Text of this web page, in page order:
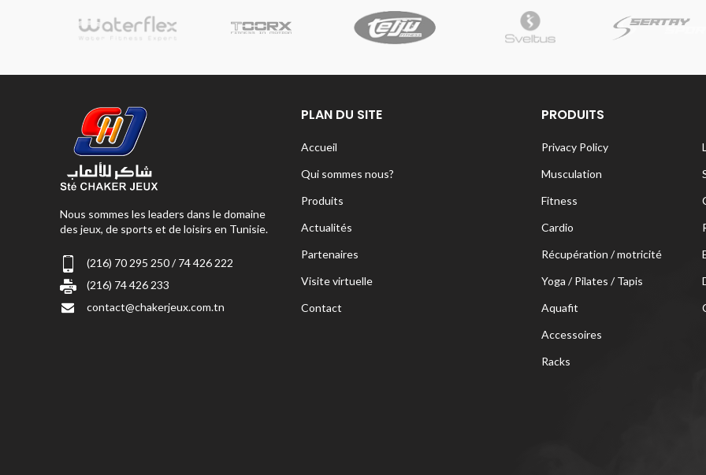
Nous sommes les leaders dans le domaine
des jeux, de sports et de loisirs en Tunisie.
(216) 70 295 250 / 74 426 222
(216) 74 426 233
contact@chakerjeux.com.tn
PLAN DU SITE
Accueil
Qui sommes nous?
Produits
Actualités
Partenaires
Visite virtuelle
Contact
PRODUITS
Privacy Policy
Musculation
Fitness
Cardio
Récupération / motricité
Yoga / Pilates / Tapis
Aquafit
Accessoires
Racks